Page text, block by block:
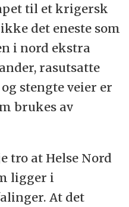
til et krigersk
det eneste som
i nord ekstra
rasutsatte
stengte veier er
brukes av
tro at Helse Nord
ligger i
At det